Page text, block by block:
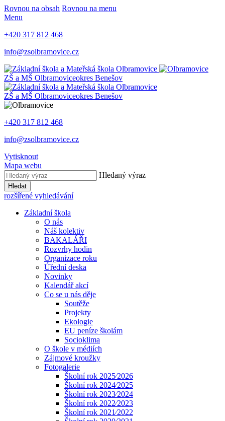
Rovnou na obsah Rovnou na menu
Menu
+420 317 812 468
info@zsolbramovice.cz
ZŠ a MŠ Olbramoviceokres Benešov
ZŠ a MŠ Olbramoviceokres Benešov
+420 317 812 468
info@zsolbramovice.cz
Vytisknout
Mapa webu
Hledaný výraz
Hledat
rozšířené vyhledávání
Základní škola
O nás
Náš kolektiv
BAKALÁŘI
Rozvrhy hodin
Organizace roku
Úřední deska
Novinky
Kalendář akcí
Co se u nás děje
Soutěže
Projekty
Ekologie
EU peníze školám
Socioklima
O škole v médiích
Zájmové kroužky
Fotogalerie
Školní rok 2025⁄2026
Školní rok 2024⁄2025
Školní rok 2023⁄2024
Školní rok 2022⁄2023
Školní rok 2021⁄2022